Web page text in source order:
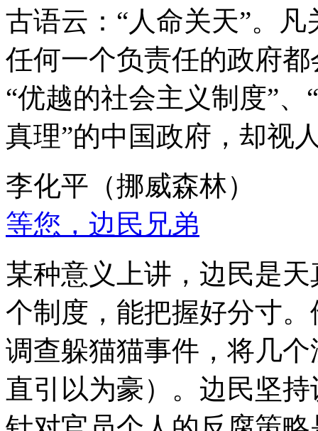
古语云：“人命关天”。
任何一个负责任的政府
“优越的社会主义制度”
真理”的中国政府，却视
李化平（挪威森林）
等您，边民兄弟
某种意义上讲，边民是
个制度，能把握好分寸
调查躲猫猫事件，将几
直引以为豪）。边民坚